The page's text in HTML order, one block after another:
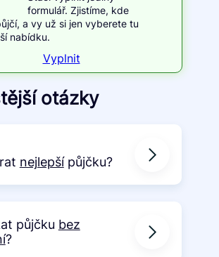
formulář. Zjistíme, kde
a vy už si jen vyberete tu
nabídku.
Vyplnit
otázky
nejlepšípůjčku?
půjčku bez
?